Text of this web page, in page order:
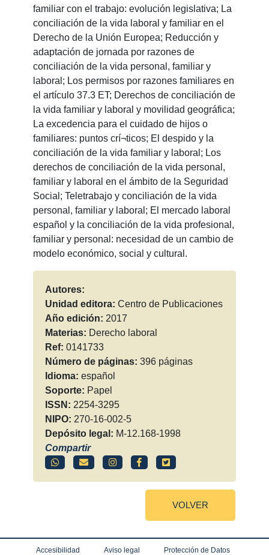
familiar con el trabajo: evolución legislativa; La
conciliación de la vida laboral y familiar en el
Derecho de la Unión Europea; Reducción y
adaptación de jornada por razones de
conciliación de la vida personal, familiar y
laboral; Los permisos por razones familiares en
el artículo 37.3 ET; Derechos de conciliación de
la vida familiar y laboral y movilidad geográfica;
La excedencia para el cuidado de hijos o
familiares: puntos crí¬ticos; El despido y la
conciliación de la vida familiar y laboral; Los
derechos de conciliación de la vida personal,
familiar y laboral en el ámbito de la Seguridad
Social; Teletrabajo y conciliación de la vida
personal, familiar y laboral; El mercado laboral
español y la conciliación de la vida profesional,
familiar y personal: necesidad de un cambio de
modelo económico, social y cultural.
Autores:
Unidad editora: Centro de Publicaciones
Año edición: 2017
Materias: Derecho laboral
Ref: 0141733
Número de páginas: 396 páginas
Idioma: español
Soporte: Papel
ISSN: 2254-3295
NIPO: 270-16-002-5
Depósito legal: M-12.168-1998
Compartir
VOLVER
Accesibilidad Aviso legal Protección de Datos